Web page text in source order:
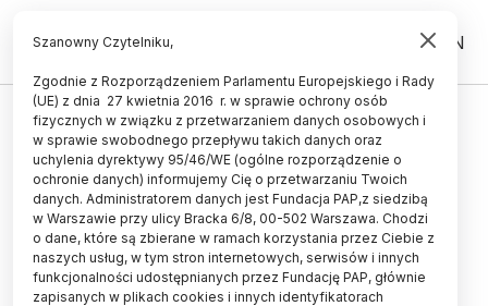
PL EN
ŚWIAT
Odkryto pozasłonecznego
„jowisza” nad którym widać
lodowe chmury
29.04.2026
aktualizacja: 29.04.2026
3 minuty czytania
Szanowny Czytelniku,
Zgodnie z Rozporządzeniem Parlamentu Europejskiego i Rady
(UE) z dnia 27 kwietnia 2016 r. w sprawie ochrony osób
fizycznych w związku z przetwarzaniem danych osobowych i
w sprawie swobodnego przepływu takich danych oraz
uchylenia dyrektywy 95/46/WE (ogólne rozporządzenie o
ochronie danych) informujemy Cię o przetwarzaniu Twoich
danych. Administratorem danych jest Fundacja PAP,z siedzibą
w Warszawie przy ulicy Bracka 6/8, 00-502 Warszawa. Chodzi
o dane, które są zbierane w ramach korzystania przez Ciebie z
naszych usług, w tym stron internetowych, serwisów i innych
funkcjonalności udostępnianych przez Fundację PAP, głównie
zapisanych w plikach cookies i innych identyfikatorach